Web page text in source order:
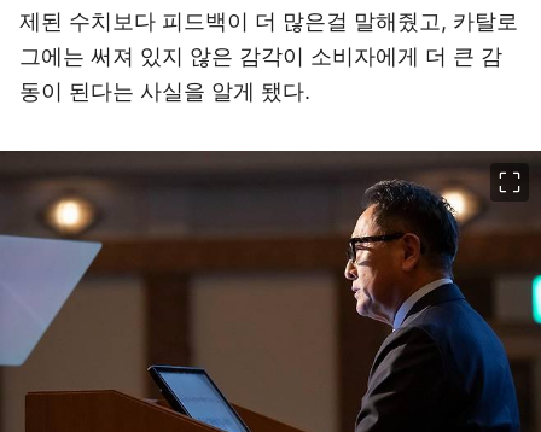
제된 수치보다 피드백이 더 많은걸 말해줬고, 카탈로
그에는 써져 있지 않은 감각이 소비자에게 더 큰 감
동이 된다는 사실을 알게 됐다.